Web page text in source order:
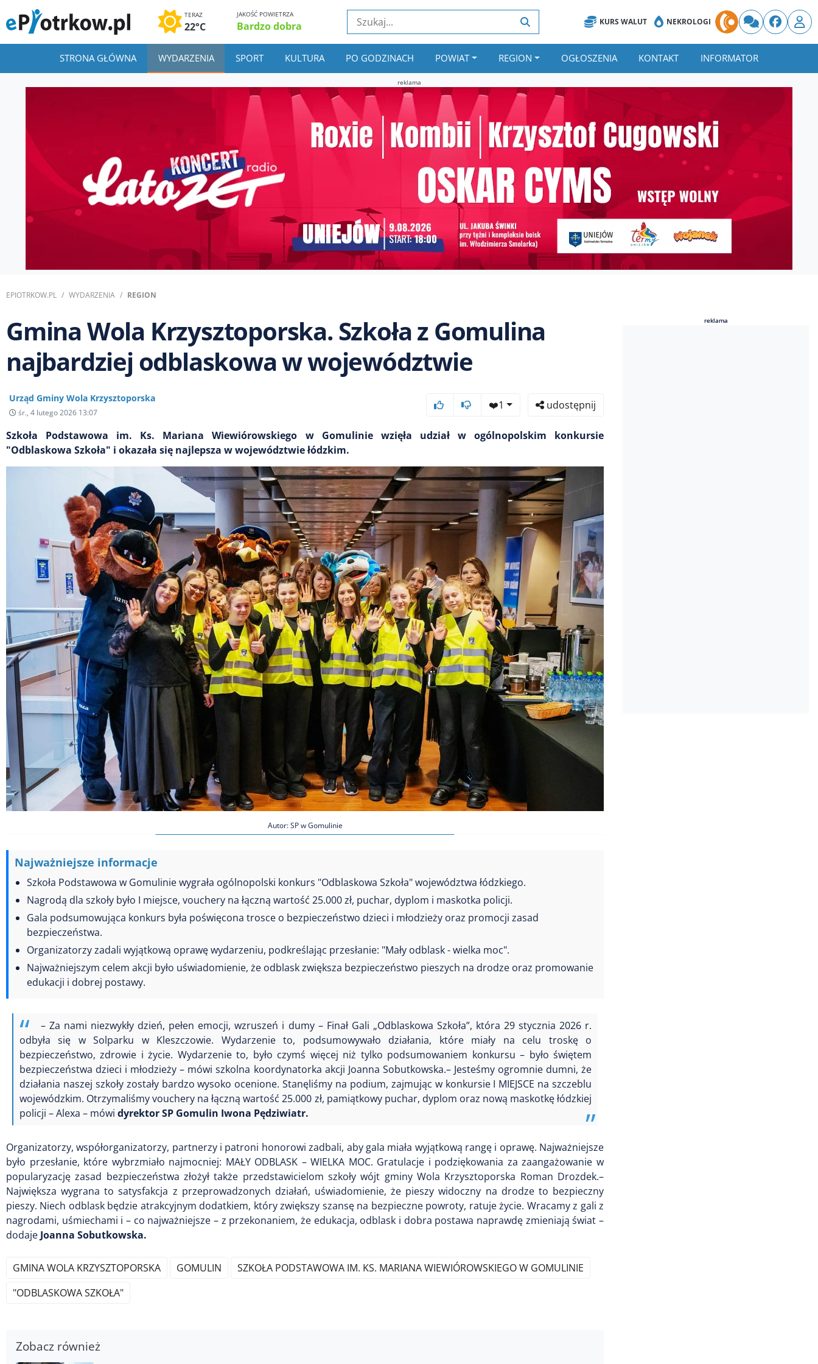
TERAZ
22°C
JAKOŚĆ POWIETRZA
Bardzo dobra KURS WALUT NEKROLOGI
STRONA GŁÓWNA WYDARZENIA SPORT KULTURA PO GODZINACH POWIAT REGION OGŁOSZENIA KONTAKT INFORMATOR
reklama
EPIOTRKOW.PL WYDARZENIA REGION
Gmina Wola Krzysztoporska. Szkoła z Gomulina
najbardziej odblaskowa w województwie
Urząd Gminy Wola Krzysztoporska
śr., 4 lutego 2026 13:07
❤️1 udostępnij
Szkoła Podstawowa im. Ks. Mariana Wiewiórowskiego w Gomulinie wzięła udział w ogólnopolskim konkursie
"Odblaskowa Szkoła" i okazała się najlepsza w województwie łódzkim.
Autor: SP w Gomulinie
Najważniejsze informacje
Szkoła Podstawowa w Gomulinie wygrała ogólnopolski konkurs "Odblaskowa Szkoła" województwa łódzkiego.
Nagrodą dla szkoły było I miejsce, vouchery na łączną wartość 25.000 zł, puchar, dyplom i maskotka policji.
Gala podsumowująca konkurs była poświęcona trosce o bezpieczeństwo dzieci i młodzieży oraz promocji zasad
bezpieczeństwa.
Organizatorzy zadali wyjątkową oprawę wydarzeniu, podkreślając przesłanie: "Mały odblask - wielka moc".
Najważniejszym celem akcji było uświadomienie, że odblask zwiększa bezpieczeństwo pieszych na drodze oraz promowanie
edukacji i dobrej postawy.
– Za nami niezwykły dzień, pełen emocji, wzruszeń i dumy – Finał Gali „Odblaskowa Szkoła”, która 29 stycznia 2026 r.
odbyła się w Solparku w Kleszczowie. Wydarzenie to, podsumowywało działania, które miały na celu troskę o
bezpieczeństwo, zdrowie i życie. Wydarzenie to, było czymś więcej niż tylko podsumowaniem konkursu – było świętem
bezpieczeństwa dzieci i młodzieży – mówi szkolna koordynatorka akcji Joanna Sobutkowska.– Jesteśmy ogromnie dumni, że
działania naszej szkoły zostały bardzo wysoko ocenione. Stanęliśmy na podium, zajmując w konkursie I MIEJSCE na szczeblu
wojewódzkim. Otrzymaliśmy vouchery na łączną wartość 25.000 zł, pamiątkowy puchar, dyplom oraz nową maskotkę łódzkiej
policji – Alexa – mówi dyrektor SP Gomulin Iwona Pędziwiatr.
Organizatorzy, współorganizatorzy, partnerzy i patroni honorowi zadbali, aby gala miała wyjątkową rangę i oprawę. Najważniejsze
było przesłanie, które wybrzmiało najmocniej: MAŁY ODBLASK – WIELKA MOC. Gratulacje i podziękowania za zaangażowanie w
popularyzację zasad bezpieczeństwa złożył także przedstawicielom szkoły wójt gminy Wola Krzysztoporska Roman Drozdek.–
Największa wygrana to satysfakcja z przeprowadzonych działań, uświadomienie, że pieszy widoczny na drodze to bezpieczny
pieszy. Niech odblask będzie atrakcyjnym dodatkiem, który zwiększy szansę na bezpieczne powroty, ratuje życie. Wracamy z gali z
nagrodami, uśmiechami i – co najważniejsze – z przekonaniem, że edukacja, odblask i dobra postawa naprawdę zmieniają świat –
dodaje Joanna Sobutkowska.
GMINA WOLA KRZYSZTOPORSKA GOMULIN
SZKOŁA PODSTAWOWA IM. KS. MARIANA WIEWIÓROWSKIEGO W GOMULINIE
"ODBLASKOWA SZKOŁA"
Zobacz również
reklama
reklama